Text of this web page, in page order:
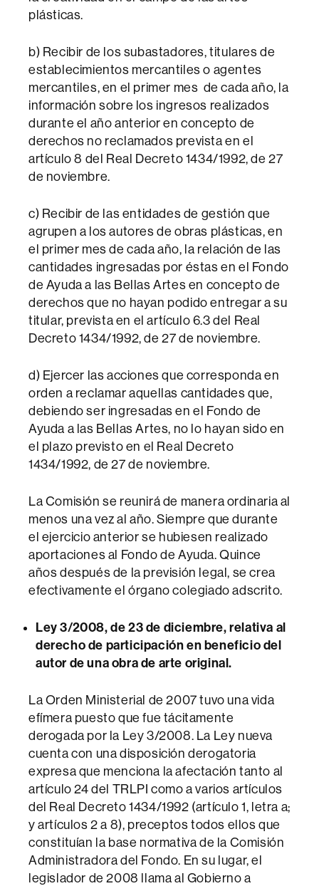
plásticas.
b) Recibir de los subastadores, titulares de
establecimientos mercantiles o agentes
mercantiles, en el primer mes de cada año, la
información sobre los ingresos realizados
durante el año anterior en concepto de
derechos no reclamados prevista en el
artículo 8 del Real Decreto 1434/1992, de 27
de noviembre.
c) Recibir de las entidades de gestión que
agrupen a los autores de obras plásticas, en
el primer mes de cada año, la relación de las
cantidades ingresadas por éstas en el Fondo
de Ayuda a las Bellas Artes en concepto de
derechos que no hayan podido entregar a su
titular, prevista en el artículo 6.3 del Real
Decreto 1434/1992, de 27 de noviembre.
d) Ejercer las acciones que corresponda en
orden a reclamar aquellas cantidades que,
debiendo ser ingresadas en el Fondo de
Ayuda a las Bellas Artes, no lo hayan sido en
el plazo previsto en el Real Decreto
1434/1992, de 27 de noviembre.
La Comisión se reunirá de manera ordinaria al
menos una vez al año. Siempre que durante
el ejercicio anterior se hubiesen realizado
aportaciones al Fondo de Ayuda. Quince
años después de la previsión legal, se crea
efectivamente el órgano colegiado adscrito.
Ley 3/2008, de 23 de diciembre, relativa al
derecho de participación en beneficio del
autor de una obra de arte original.
La Orden Ministerial de 2007 tuvo una vida
efímera puesto que fue tácitamente
derogada por la Ley 3/2008. La Ley nueva
cuenta con una disposición derogatoria
expresa que menciona la afectación tanto al
artículo 24 del TRLPI como a varios artículos
del Real Decreto 1434/1992 (artículo 1, letra a;
y artículos 2 a 8), preceptos todos ellos que
constituían la base normativa de la Comisión
Administradora del Fondo. En su lugar, el
legislador de 2008 llama al Gobierno a